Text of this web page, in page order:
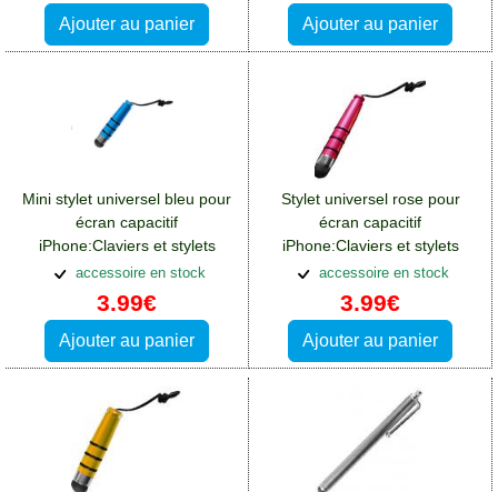
Ajouter au panier Ajouter au panier
Mini stylet universel bleu pour
écran capacitif
iPhone:Claviers et stylets
Alcatel 3(2019)
accessoire en stock
3.99€
Ajouter au panier
Stylet universel rose pour
écran capacitif
iPhone:Claviers et stylets
Alcatel 3(2019)
accessoire en stock
3.99€
Ajouter au panier